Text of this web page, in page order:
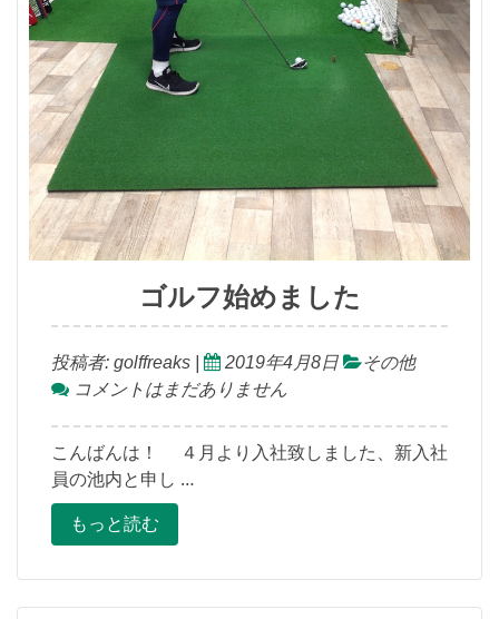
ゴルフ始めました
投稿者: golffreaks 2019年4月8日
その他
コメントはまだありません
こんばんは！ ４月より入社致しました、新入社
員の池内と申し …
もっと読む